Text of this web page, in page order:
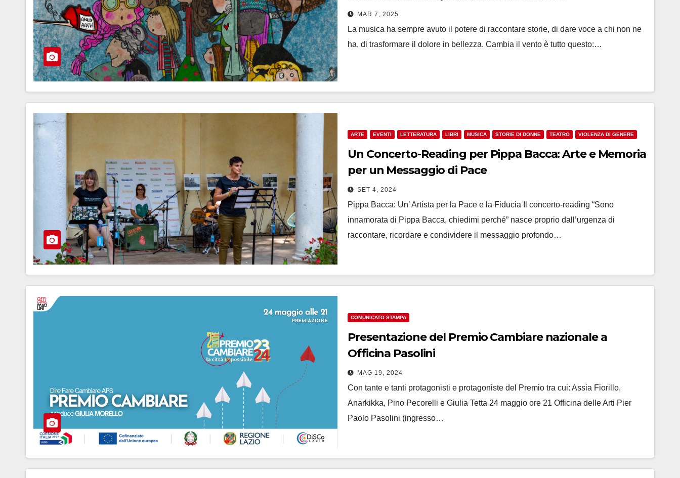
MAR 7, 2025
La musica ha sempre avuto il potere di raccontare storie, di dare voce a chi non ne
ha, di trasformare il dolore in bellezza. Cambia il vento è tutto questo:…
ARTE EVENTI LETTERATURA LIBRI MUSICA STORIE DI DONNE TEATRO VIOLENZA DI GENERE
Un Concerto-Reading per Pippa Bacca: Arte e Memoria
per un Messaggio di Pace
SET 4, 2024
Pippa Bacca: Un’ Artista per la Pace e la Fiducia Il concerto-reading “Sono
innamorata di Pippa Bacca, chiedimi perché” nasce proprio dall’urgenza di
raccontare, ricordare e condividere il messaggio profondo…
COMUNICATO STAMPA
Presentazione del Premio Cambiare nazionale a
Officina Pasolini
MAG 19, 2024
Con tante e tanti protagonisti e protagoniste del Premio tra cui: Assia Fiorillo,
Anarkikka, Pino Pecorelli e Giulia Tetta 24 maggio ore 21 Officina delle Arti Pier
Paolo Pasolini (ingresso…